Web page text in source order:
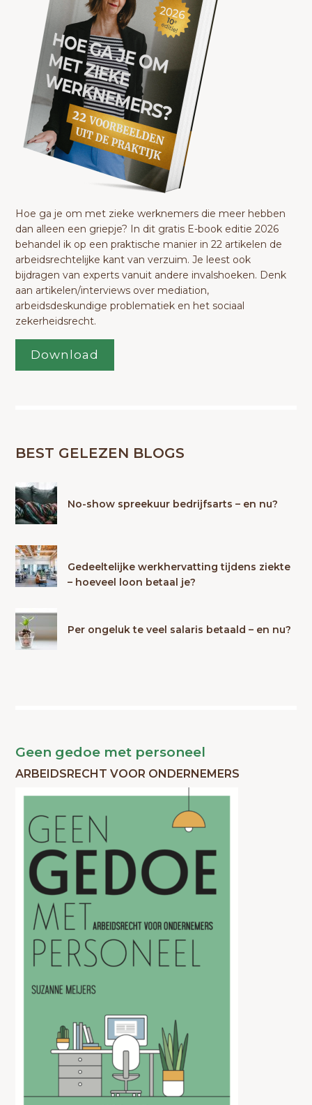
Hoe ga je om met zieke werknemers die meer hebben
dan alleen een griepje? In dit gratis E-book editie 2026
behandel ik op een praktische manier in 22 artikelen de
arbeidsrechtelijke kant van verzuim. Je leest ook
bijdragen van experts vanuit andere invalshoeken. Denk
aan artikelen/interviews over mediation,
arbeidsdeskundige problematiek en het sociaal
zekerheidsrecht.
Download
BEST GELEZEN BLOGS
No-show spreekuur bedrijfsarts – en nu?
Gedeeltelijke werkhervatting tijdens ziekte
– hoeveel loon betaal je?
Per ongeluk te veel salaris betaald – en nu?
Geen gedoe met personeel
ARBEIDSRECHT VOOR ONDERNEMERS